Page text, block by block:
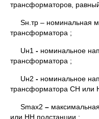
трансформаторов,
Sн.тр – номинальная
трансформатора ;
Uн1 - номинальное
трансформатора ;
Uн2 - номинальное
трансформатора СН или
Smax2 –
или НН подстанции ;